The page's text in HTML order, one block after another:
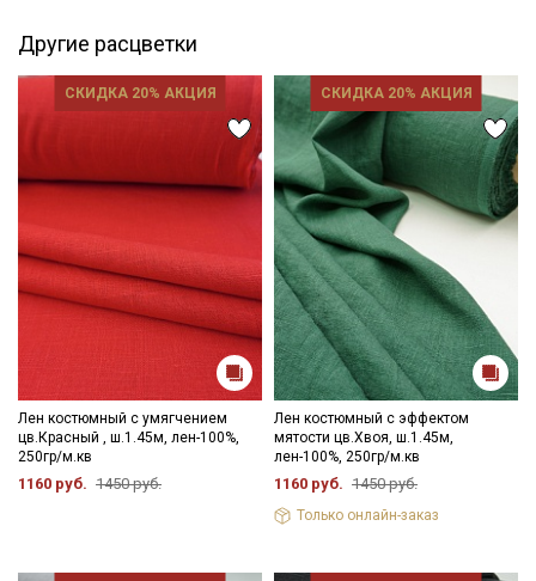
Другие расцветки
СКИДКА 20% АКЦИЯ
Лен костюмный с умягчением
цв.Красный , ш.1.45м, лен-100%,
250гр/м.кв
1160 руб. 1450 руб.
СКИДКА 20% АКЦИЯ
Лен костюмный с эффектом
мятости цв.Хвоя, ш.1.45м,
лен-100%, 250гр/м.кв
1160 руб. 1450 руб.
Только онлайн-заказ